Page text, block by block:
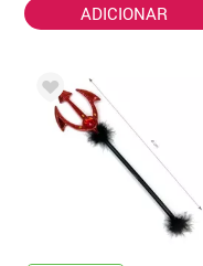
ADICIONAR